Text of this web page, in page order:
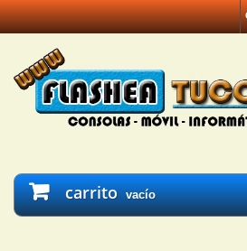
carrito vacío